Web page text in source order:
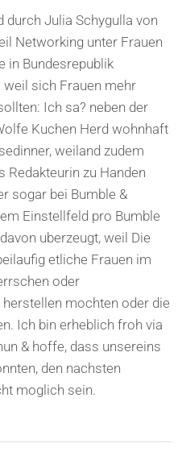
durch Julia Schygulla von
Networking unter Frauen
in Bundesrepublik
sich Frauen mehr
Ich sa? neben der
Kuchen Herd wohnhaft
weiland zudem
zu Handen
sogar bei Bumble &
Einstellfeld pro Bumble
uberzeugt, weil Die
etliche Frauen im
oder
mochten oder die
Ich bin erheblich froh via
& hoffe, dass unsereins
den nachsten
moglich sein.